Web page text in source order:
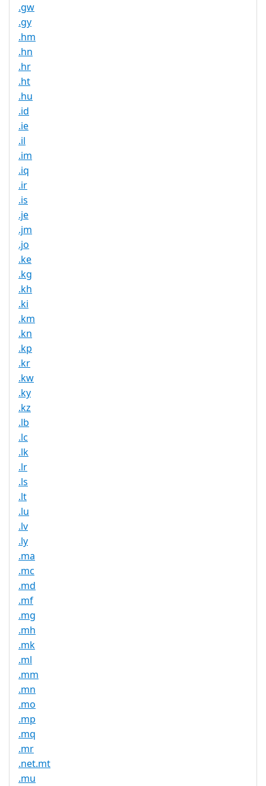
.gw
.gy
.hm
.hn
.hr
.ht
.hu
.id
.ie
.il
.im
.iq
.ir
.is
.je
.jm
.jo
.ke
.kg
.kh
.ki
.km
.kn
.kp
.kr
.kw
.ky
.kz
.lb
.lc
.lk
.lr
.ls
.lt
.lu
.lv
.ly
.ma
.mc
.md
.mf
.mg
.mh
.mk
.ml
.mm
.mn
.mo
.mp
.mq
.mr
.net.mt
.mu